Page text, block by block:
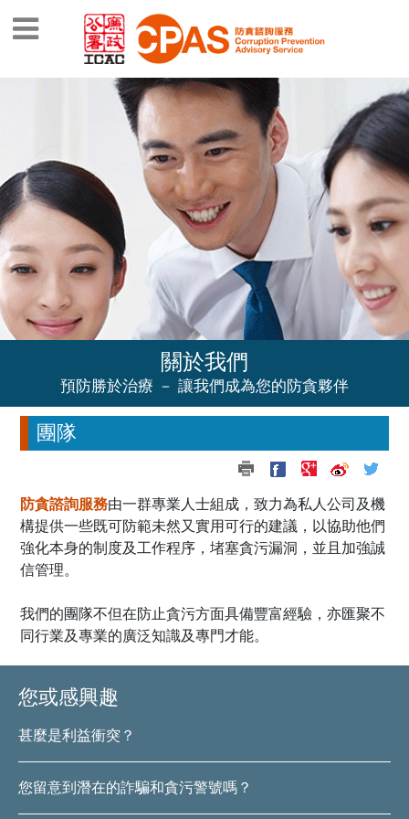
關於我們
預防勝於治療 － 讓我們成為您的防貪夥伴
團隊
防貪諮詢服務由一群專業人士組成，致力為私人公司及機
構提供一些既可防範未然又實用可行的建議，以協助他們
強化本身的制度及工作程序，堵塞貪污漏洞，並且加強誠
信管理。
我們的團隊不但在防止貪污方面具備豐富經驗，亦匯聚不
同行業及專業的廣泛知識及專門才能。
您或感興趣
甚麼是利益衝突？
您留意到潛在的詐騙和貪污警號嗎？